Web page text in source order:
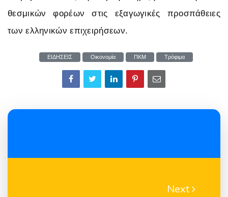
θεσμικών φορέων στις εξαγωγικές προσπάθειες
των ελληνικών επιχειρήσεων.
ΕΙΔΗΣΕΙΣ Οικονομία ΠΚΜ Τρόφιμα
Next